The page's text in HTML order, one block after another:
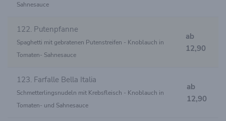
Sahnesauce
122. Putenpfanne
Spaghetti mit gebratenen Putenstreifen - Knoblauch in
Tomaten- Sahnesauce
ab
12,90
123. Farfalle Bella Italia
Schmetterlingsnudeln mit Krebsfleisch - Knoblauch in
Tomaten- und Sahnesauce
ab
12,90